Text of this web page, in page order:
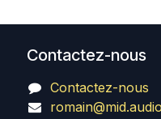
Contactez-nous
Contactez-nous
romain@mid.audio